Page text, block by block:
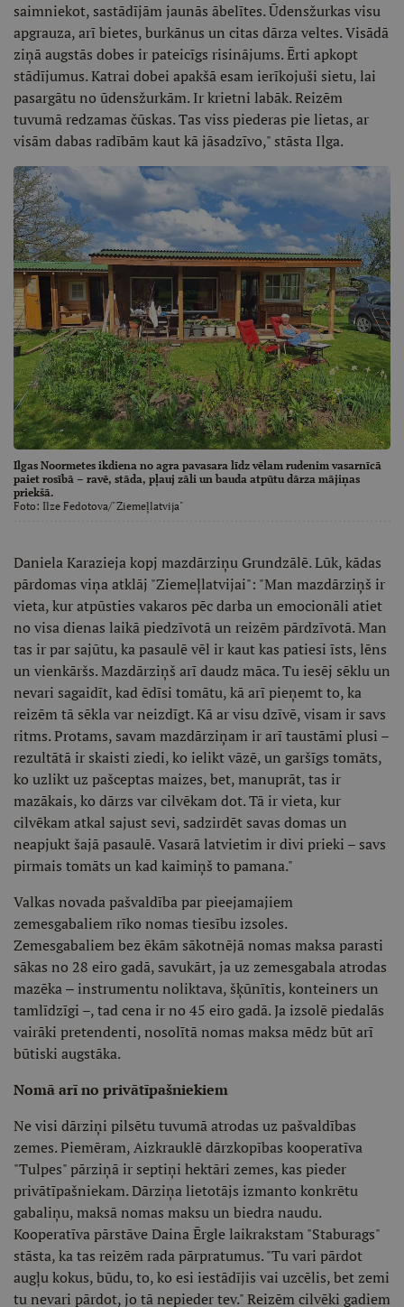
saimniekot, sastādījām jaunās ābelītes. Ūdensžurkas visu
apgrauza, arī bietes, burkānus un citas dārza veltes. Visādā
ziņā augstās dobes ir pateicīgs risinājums. Ērti apkopt
stādījumus. Katrai dobei apakšā esam ierīkojuši sietu, lai
pasargātu no ūdensžurkām. Ir krietni labāk. Reizēm
tuvumā redzamas čūskas. Tas viss piederas pie lietas, ar
visām dabas radībām kaut kā jāsadzīvo," stāsta Ilga.
Ilgas Noormetes ikdiena no agra pavasara līdz vēlam rudenim vasarnīcā
paiet rosībā – ravē, stāda, pļauj zāli un bauda atpūtu dārza mājiņas
priekšā.
Foto: Ilze Fedotova/"Ziemeļlatvija"
Daniela Karazieja kopj mazdārziņu Grundzālē. Lūk, kādas
pārdomas viņa atklāj "Ziemeļlatvijai": "Man mazdārziņš ir
vieta, kur atpūsties vakaros pēc darba un emocionāli atiet
no visa dienas laikā piedzīvotā un reizēm pārdzīvotā. Man
tas ir par sajūtu, ka pasaulē vēl ir kaut kas patiesi īsts, lēns
un vienkāršs. Mazdārziņš arī daudz māca. Tu iesēj sēklu un
nevari sagaidīt, kad ēdīsi tomātu, kā arī pieņemt to, ka
reizēm tā sēkla var neizdīgt. Kā ar visu dzīvē, visam ir savs
ritms. Protams, savam mazdārziņam ir arī taustāmi plusi –
rezultātā ir skaisti ziedi, ko ielikt vāzē, un garšīgs tomāts,
ko uzlikt uz pašceptas maizes, bet, manuprāt, tas ir
mazākais, ko dārzs var cilvēkam dot. Tā ir vieta, kur
cilvēkam atkal sajust sevi, sadzirdēt savas domas un
neapjukt šajā pasaulē. Vasarā latvietim ir divi prieki – savs
pirmais tomāts un kad kaimiņš to pamana."
Valkas novada pašvaldība par pieejamajiem
zemesgabaliem rīko nomas tiesību izsoles.
Zemesgabaliem bez ēkām sākotnējā nomas maksa parasti
sākas no 28 eiro gadā, savukārt, ja uz zemesgabala atrodas
mazēka ‒ instrumentu noliktava, šķūnītis, konteiners un
tamlīdzīgi –, tad cena ir no 45 eiro gadā. Ja izsolē piedalās
vairāki pretendenti, nosolītā nomas maksa mēdz būt arī
būtiski augstāka.
Nomā arī no privātīpašniekiem
Ne visi dārziņi pilsētu tuvumā atrodas uz pašvaldības
zemes. Piemēram, Aizkrauklē dārzkopības kooperatīva
"Tulpes" pārziņā ir septiņi hektāri zemes, kas pieder
privātīpašniekam. Dārziņa lietotājs izmanto konkrētu
gabaliņu, maksā nomas maksu un biedra naudu.
Kooperatīva pārstāve Daina Ērgle laikrakstam "Staburags"
stāsta, ka tas reizēm rada pārpratumus. "Tu vari pārdot
augļu kokus, būdu, to, ko esi iestādījis vai uzcēlis, bet zemi
tu nevari pārdot, jo tā nepieder tev." Reizēm cilvēki gadiem